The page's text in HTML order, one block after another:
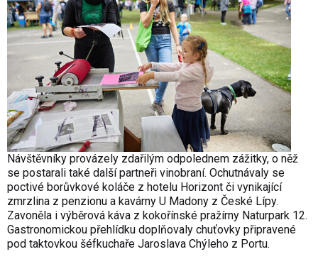
Návštěvníky provázely zdařilým odpolednem zážitky, o něž
se postarali také další partneři vinobraní. Ochutnávaly se
poctivé borůvkové koláče z hotelu Horizont či vynikající
zmrzlina z penzionu a kavárny U Madony z České Lípy.
Zavoněla i výběrová káva z kokořínské pražírny Naturpark 12.
Gastronomickou přehlídku doplňovaly chuťovky připravené
pod taktovkou šéfkuchaře Jaroslava Chýleho z Portu.